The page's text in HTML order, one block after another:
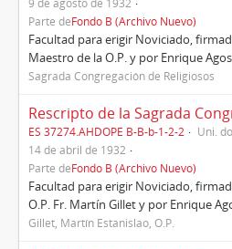
Parte deFondo B (Archivo Nuevo)
Facultad para erigir Noviciado,
Maestro de la O.P. y por Enrique
Sagrada Congregación de Religiosos
ES 37274.AHDOPE B-B-b-1-2-2
Uni.
14 de abril de 1932
Parte deFondo B (Archivo Nuevo)
Facultad para erigir Noviciado,
O.P. Fr. Martín Gillet y por Enrique
Gillet, Martín Estanislao, O.P.